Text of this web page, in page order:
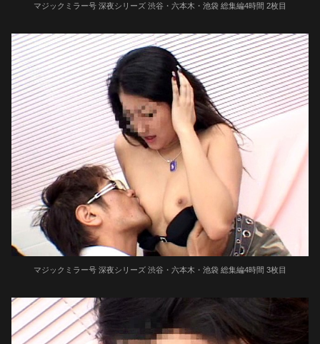
マジックミラー号 深夜シリーズ 渋谷・六本木・池袋 総集編4時間 2枚目
マジックミラー号 深夜シリーズ 渋谷・六本木・池袋 総集編4時間 3枚目